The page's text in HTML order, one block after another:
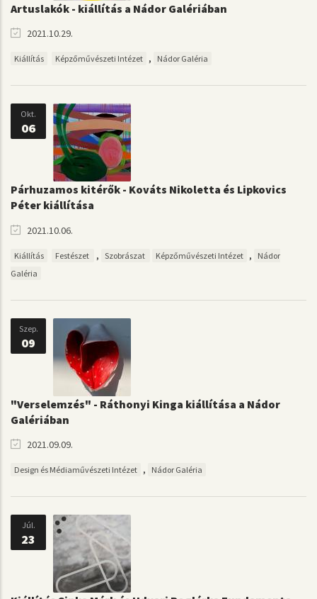
Artuslakók - kiállítás a Nádor Galériában
2021.10.29.
Kiállítás Képzőművészeti Intézet , Nádor Galéria
Okt.
06
Párhuzamos kitérők - Kováts Nikoletta és Lipkovics
Péter kiállítása
2021.10.06.
Kiállítás Festészet , Szobrászat Képzőművészeti Intézet ,
Nádor
Galéria
Szep.
09
"Verselemzés" - Ráthonyi Kinga kiállítása a Nádor
Galériában
2021.09.09.
Design és Médiaművészeti Intézet , Nádor Galéria
Júl.
23